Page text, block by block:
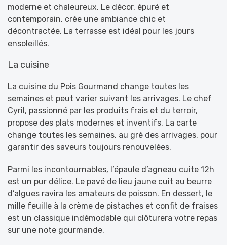
moderne et chaleureux. Le décor, épuré et
contemporain, crée une ambiance chic et
décontractée. La terrasse est idéal pour les jours
ensoleillés.
La cuisine
La cuisine du Pois Gourmand change toutes les
semaines et peut varier suivant les arrivages. Le chef
Cyril, passionné par les produits frais et du terroir,
propose des plats modernes et inventifs. La carte
change toutes les semaines, au gré des arrivages, pour
garantir des saveurs toujours renouvelées.
Parmi les incontournables, l’épaule d’agneau cuite 12h
est un pur délice. Le pavé de lieu jaune cuit au beurre
d’algues ravira les amateurs de poisson. En dessert, le
mille feuille à la crème de pistaches et confit de fraises
est un classique indémodable qui clôturera votre repas
sur une note gourmande.